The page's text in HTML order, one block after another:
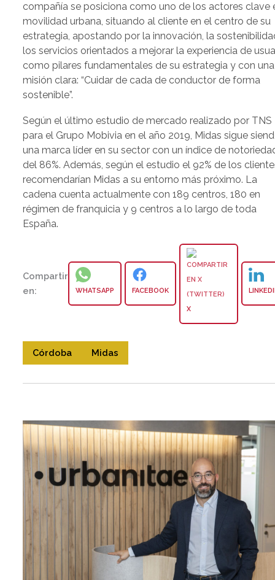
compañía se posiciona como uno de los actores clave
movilidad urbana, situando al cliente en el centro de su
estrategia, apostando por la innovación, la
los servicios orientados a mejorar la experiencia de
como pilares fundamentales de su estrategia y con una
misión clara: “Cuidar de cada de conductor de forma
sostenible”.
Según el último estudio de mercado realizado por TNS
para el Grupo Mobivia en el año 2019, Midas sigue
una marca líder en su sector con un índice de
del 86%. Además, según el estudio el 92% de los
recomendarían Midas a su entorno más próximo. La
cadena cuenta actualmente con 189 centros, 180 en
régimen de franquicia y 9 centros a lo largo de toda
España.
Compartir
en:
WHATSAPP FACEBOOK
X
Córdoba Midas